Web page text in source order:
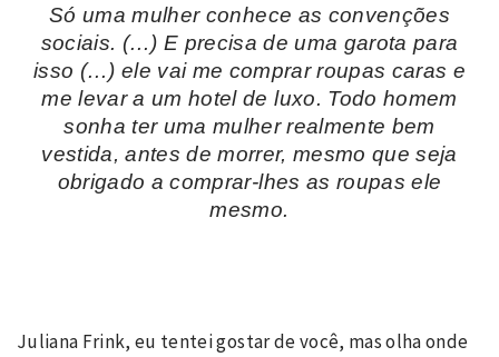
Só uma mulher conhece as convenções
sociais. (…) E precisa de uma garota para
isso (…) ele vai me comprar roupas caras e
me levar a um hotel de luxo. Todo homem
sonha ter uma mulher realmente bem
vestida, antes de morrer, mesmo que seja
obrigado a comprar-lhes as roupas ele
mesmo.
Juliana Frink, eu tentei gostar de você, mas olha onde